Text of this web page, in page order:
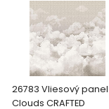
26783 Vliesový panel
Clouds CRAFTED